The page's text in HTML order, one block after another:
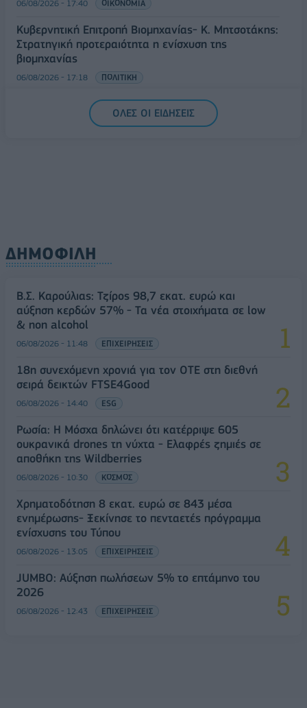
06/08/2026 - 17:40 ΟΙΚΟΝΟΜΙΑ
Κυβερνητική Επιτροπή Βιομηχανίας- Κ. Μητσοτάκης:
Στρατηγική προτεραιότητα η ενίσχυση της
βιομηχανίας
06/08/2026 - 17:18 ΠΟΛΙΤΙΚΗ
ΟΛΕΣ ΟΙ ΕΙΔΗΣΕΙΣ
ΔΗΜΟΦΙΛΗ
Β.Σ. Καρούλιας: Τζίρος 98,7 εκατ. ευρώ και
αύξηση κερδών 57% - Τα νέα στοιχήματα σε low
& non alcohol
06/08/2026 - 11:48 ΕΠΙΧΕΙΡΗΣΕΙΣ
18η συνεχόμενη χρονιά για τον ΟΤΕ στη διεθνή
σειρά δεικτών FTSE4Good
06/08/2026 - 14:40 ESG
Ρωσία: Η Μόσχα δηλώνει ότι κατέρριψε 605
ουκρανικά drones τη νύχτα - Ελαφρές ζημιές σε
αποθήκη της Wildberries
06/08/2026 - 10:30 ΚΟΣΜΟΣ
Χρηματοδότηση 8 εκατ. ευρώ σε 843 μέσα
ενημέρωσης- Ξεκίνησε το πενταετές πρόγραμμα
ενίσχυσης του Τύπου
06/08/2026 - 13:05 ΕΠΙΧΕΙΡΗΣΕΙΣ
JUMBO: Αύξηση πωλήσεων 5% το επτάμηνο του
2026
06/08/2026 - 12:43 ΕΠΙΧΕΙΡΗΣΕΙΣ